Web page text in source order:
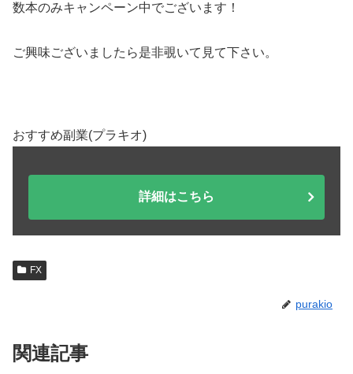
数本のみキャンペーン中でございます！
ご興味ございましたら是非覗いて見て下さい。
おすすめ副業(プラキオ)
詳細はこちら
FX
purakio
関連記事